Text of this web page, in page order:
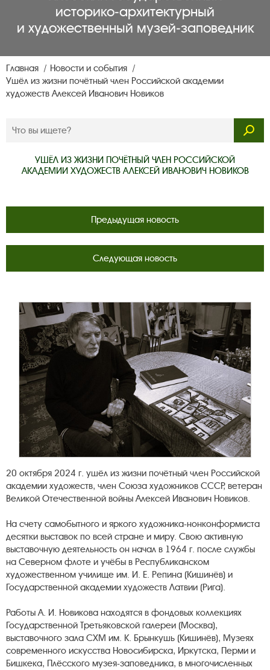
историко‑архитектурный
и художественный музей‑заповедник
Главная
Новости и события
Ушёл из жизни почётный член Российской академии
художеств Алексей Иванович Новиков
УШЁЛ ИЗ ЖИЗНИ ПОЧЁТНЫЙ ЧЛЕН РОССИЙСКОЙ
АКАДЕМИИ ХУДОЖЕСТВ АЛЕКСЕЙ ИВАНОВИЧ НОВИКОВ
Предыдущая новость
Следующая новость
20 октября 2024 г. ушёл из жизни почётный член Российской
академии художеств, член Союза художников СССР, ветеран
Великой Отечественной войны Алексей Иванович Новиков.
На счету самобытного и яркого художника-нонконформиста
десятки выставок по всей стране и миру. Свою активную
выставочную деятельность он начал в 1964 г. после службы
на Северном флоте и учёбы в Республиканском
художественном училище им. И. Е. Репина (Кишинёв) и
Государственной академии художеств Латвии (Рига).
Работы А. И. Новикова находятся в фондовых коллекциях
Государственной Третьяковской галереи (Москва),
выставочного зала СХМ им. К. Брынкушь (Кишинёв), Музеях
современного искусства Новосибирска, Иркутска, Перми и
Бишкека, Плёсского музея-заповедника, в многочисленных